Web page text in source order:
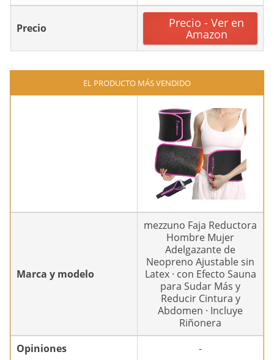
Precio Precio - Ver en
Amazon
EL PRODUCTO MÁS VENDIDO
Marca y modelo
mezzuno Faja Reductora
Hombre Mujer
Adelgazante de
Neopreno Ajustable sin
Latex · con Efecto Sauna
para Sudar Más y
Reducir Cintura y
Abdomen · Incluye
Riñonera
Opiniones
-